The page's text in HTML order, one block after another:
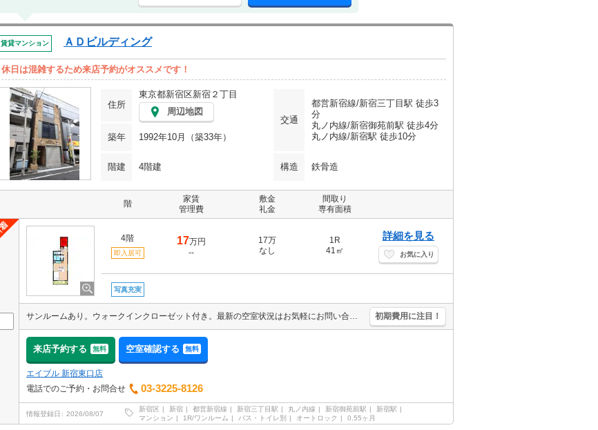
賃貸マンション ＡＤビルディング
休日は混雑するため来店予約がオススメです！
住所
東京都新宿区新宿２丁目
周辺地図
交通
都営新宿線/新宿三丁目駅 徒歩3
分
丸ノ内線/新宿御苑前駅 徒歩4分
丸ノ内線/新宿駅 徒歩10分
築年 1992年10月（築33年）
階建 4階建 構造 鉄骨造
階
家賃
管理費
敷金
礼金
間取り
専有面積
4階
即入居可
17万円
--
17万
なし
1R
41㎡
詳細を見る
お気に入り
写真充実
サンルームあり。ウォークインクローゼット付き。最新の空室状況はお気軽にお問い合わせ下さい。内見予約受付中。保証会社加入要(初回保証料賃料の50%、月次保証料2%)。 初期費用に注目！
来店予約する 無料 空室確認する 無料
エイブル 新宿東口店
電話でのご予約・お問合せ
03-3225-8126
情報登録日 2026/08/07
新宿区 新宿 都営新宿線 新宿三丁目駅 丸ノ内線 新宿御苑前駅
新宿駅
マンション
1R/ワンルーム バス・トイレ別 オートロック 0.55ヶ月